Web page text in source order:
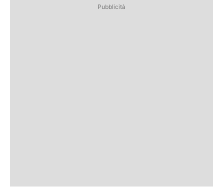
Pubblicità